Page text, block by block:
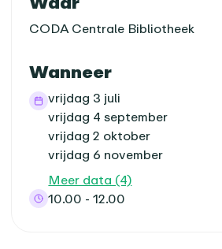
CODA Centrale Bibliotheek
Wanneer
vrijdag 3 juli
vrijdag 4 september
vrijdag 2 oktober
vrijdag 6 november
Meer data (4)
10.00 - 12.00